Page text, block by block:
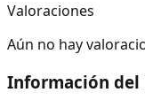
Valoraciones
Aún no hay
Información del